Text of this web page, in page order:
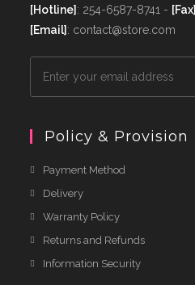
[Hotline] : 254-6587-8741 - [Fax]
[Email] : contact@store.com
Policy & Provision
Payment Method
Delivery
Warranty Policy
Returns and Refunds
Information Security